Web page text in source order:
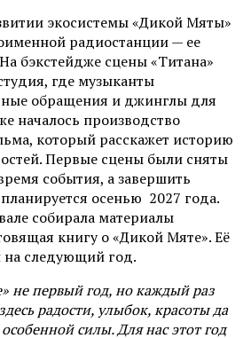
экосистемы «Дикой Мяты»
радиостанции — ее
бэкстейдже сцены «Титана»
где музыканты
обращения и джинглы для
началось производство
который расскажет историю
Первые сцены были сняты
события, а завершить
осенью 2027 года.
собирала материалы
книгу о «Дикой Мяте». Её
на следующий год.
не первый год, но каждый раз
радости, улыбок, красоты да
силы. Для нас этот год